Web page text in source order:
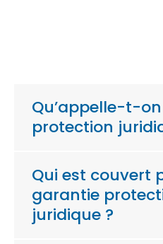
Qu’appelle-t-
protection
Qui est couvert
garantie
juridique ?